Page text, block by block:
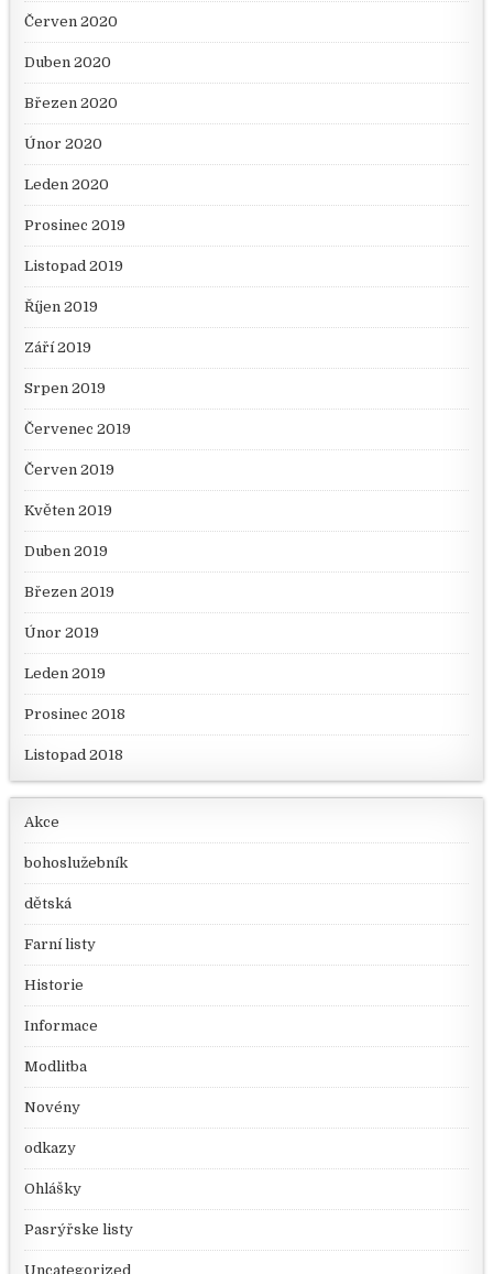
Červen 2020
Duben 2020
Březen 2020
Únor 2020
Leden 2020
Prosinec 2019
Listopad 2019
Říjen 2019
Září 2019
Srpen 2019
Červenec 2019
Červen 2019
Květen 2019
Duben 2019
Březen 2019
Únor 2019
Leden 2019
Prosinec 2018
Listopad 2018
Akce
bohoslužebník
dětská
Farní listy
Historie
Informace
Modlitba
Novény
odkazy
Ohlášky
Pasrýřske listy
Uncategorized